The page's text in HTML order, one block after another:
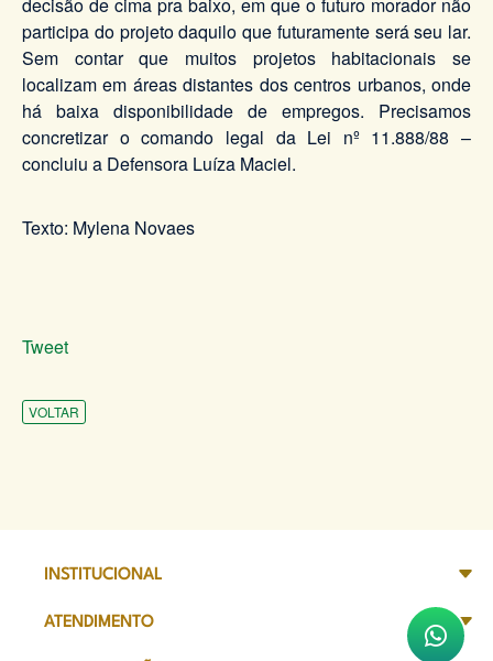
decisão de cima pra baixo, em que o futuro morador não
participa do projeto daquilo que futuramente será seu lar.
Sem contar que muitos projetos habitacionais se
localizam em áreas distantes dos centros urbanos, onde
há baixa disponibilidade de empregos. Precisamos
concretizar o comando legal da Lei nº 11.888/88 –
concluiu a Defensora Luíza Maciel.
Texto: Mylena Novaes
Tweet
VOLTAR
INSTITUCIONAL
ATENDIMENTO